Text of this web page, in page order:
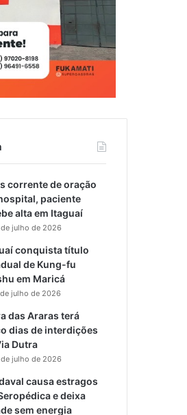
corrente de oração
paciente
alta em Itaguaí
julho de 2026
conquista título
de Kung-fu
em Maricá
julho de 2026
das Araras terá
dias de interdições
Dutra
julho de 2026
causa estragos
e deixa
sem energia